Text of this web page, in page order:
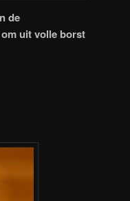
de
uit volle borst